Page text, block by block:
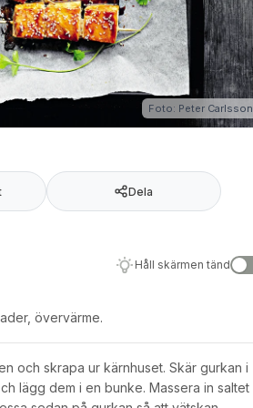
Foto: Peter Carlsson
Dela
Håll skärmen tänd
övervärme.
och skrapa ur kärnhuset. Skär gurkan i
lägg dem i en bunke. Massera in saltet